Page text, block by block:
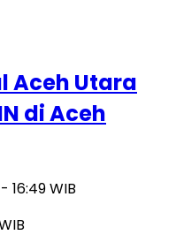
Aceh Utara
di Aceh
16:49 WIB